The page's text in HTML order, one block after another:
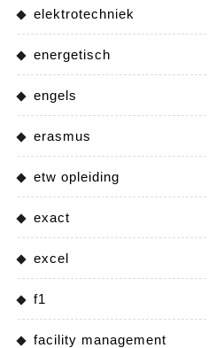
elektrotechniek
energetisch
engels
erasmus
etw opleiding
exact
excel
f1
facility management